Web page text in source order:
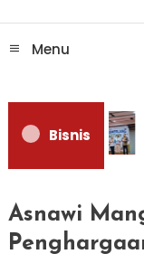
Menu
Bisnis
Asnawi